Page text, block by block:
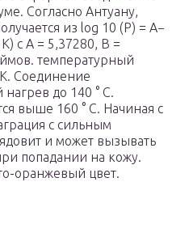
Согласно Антуану,
из log 10 (P) = A−
с A = 5,37280, B =
температурный
Соединение
до 140 ° С.
выше 160 ° C. Начиная с
с сильным
и может вызывать
попадании на кожу.
оранжевый цвет.